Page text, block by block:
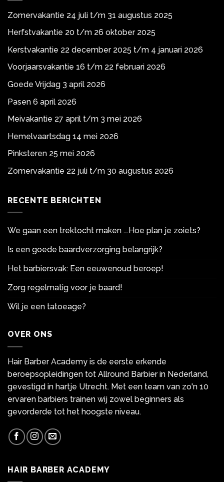
Zomervakantie 24 juli t/m 31 augustus 2025
Herfstvakantie 20 t/m 26 oktober 2025
Kerstvakantie 22 december 2025 t/m 4 januari 2026
Voorjaarsvakantie 16 t/m 22 februari 2026
Goede Vrijdag 3 april 2026
Pasen 6 april 2026
Meivakantie 27 april t/m 3 mei 2026
Hemelvaartsdag 14 mei 2026
Pinksteren 25 mei 2026
Zomervakantie 22 juli t/m 30 augustus 2026
RECENTE BERICHTEN
We gaan een trektocht maken ….Hoe plan je zoiets?
Is een goede baardverzorging belangrijk?
Het barbiersvak: Een eeuwenoud beroep!
Zorg regelmatig voor je baard!
Wil je een tatoeage?
OVER ONS
Hair Barber Academy is de eerste erkende
beroepsopleidingen tot Allround Barbier in Nederland,
gevestigd in hartje Utrecht. Met een team van zo'n 10
ervaren barbiers trainen wij zowel beginners als
gevorderde tot het hoogste niveau.
HAIR BARBER ACADEMY